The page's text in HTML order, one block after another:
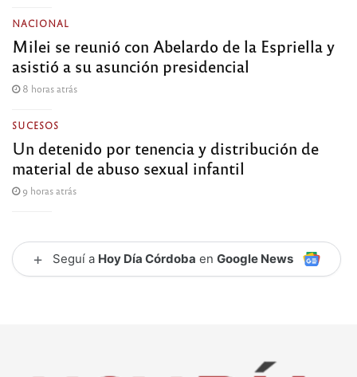
NACIONAL
Milei se reunió con Abelardo de la Espriella y
asistió a su asunción presidencial
8 horas atrás
SUCESOS
Un detenido por tenencia y distribución de
material de abuso sexual infantil
9 horas atrás
+ Seguí a Hoy Día Córdoba en Google News